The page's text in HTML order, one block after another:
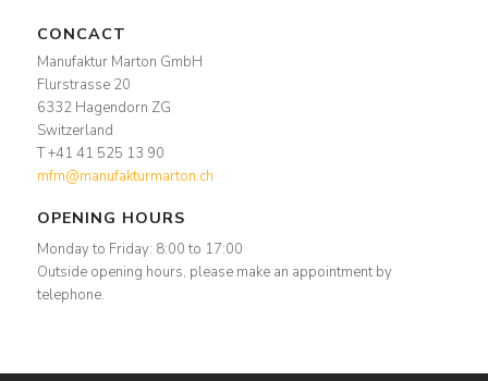
CONCACT
Manufaktur Marton GmbH
Flurstrasse 20
6332 Hagendorn ZG
Switzerland
T +41 41 525 13 90
mfm@manufakturmarton.ch
OPENING HOURS
Monday to Friday: 8:00 to 17:00
Outside opening hours, please make an appointment by
telephone.